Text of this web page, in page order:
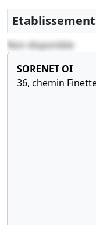
Non disponible
SORENET OI
36, chemin